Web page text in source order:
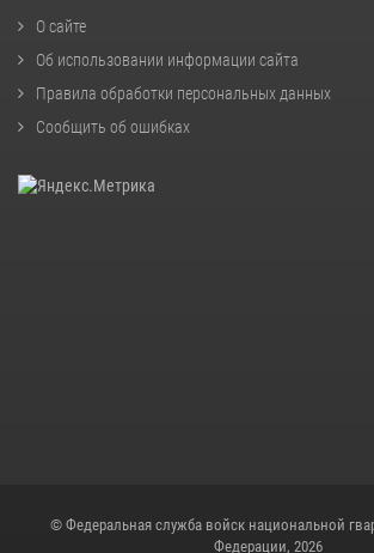
О сайте
Об использовании информации сайта
Правила обработки персональных данных
Сообщить об ошибках
© Федеральная служба войск национальной
Федерации, 2026